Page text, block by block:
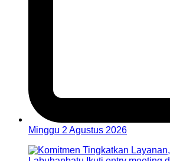
Minggu 2 Agustus 2026